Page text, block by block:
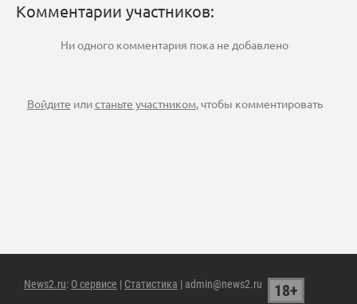
Комментарии участников:
Ни одного комментария пока не добавлено
Войдите илистаньте участником, чтобы комментировать
News2.ru: О сервисе | Статистика | admin@news2.ru 18+